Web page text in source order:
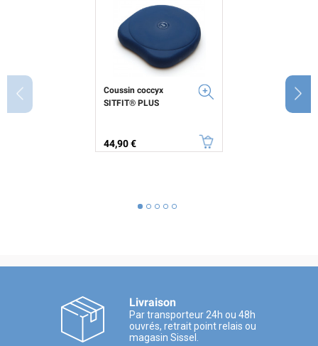
Coussin coccyx
SITFIT® PLUS
Prix
44,90 €
Livraison
Par transporteur 24h ou 48h
ouvrés, retrait point relais ou
magasin Sissel.